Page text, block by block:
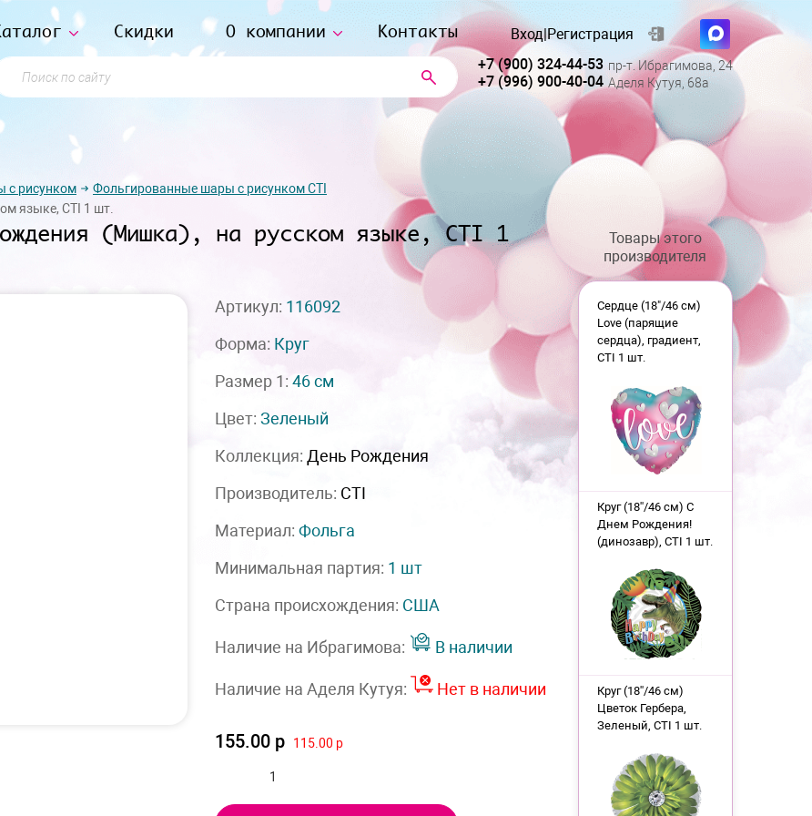
Скидки О компании Контакты
по сайту
Вход|Регистрация
+7 (900) 324-44-53 пр-т. Ибрагимова, 24
+7 (996) 900-40-04 Аделя Кутуя, 68а
с рисунком
Фольгированные шары с рисунком СTI
языке, CTI 1 шт.
(Мишка), на русском языке, CTI 1
Артикул: 116092
Форма: Круг
Размер 1: 46 см
Цвет: Зеленый
Коллекция: День Рождения
Производитель: CTI
Материал: Фольга
Минимальная партия: 1 шт
Страна происхождения: США
Наличие на Ибрагимова: В наличии
Наличие на Аделя Кутуя: Нет в наличии
155.00 р 115.00 р
Товары этого
производителя
Сердце (18"/46 см)
Love (парящие
сердца), градиент,
CTI 1 шт.
Круг (18''/46 см) С
Днем Рождения!
(динозавр), CTI 1 шт.
Круг (18''/46 см)
Цветок Гербера,
Зеленый, CTI 1 шт.